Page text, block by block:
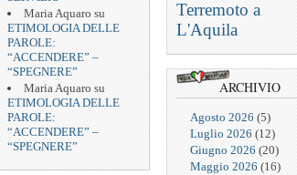
Maria Aquaro su
ETIMOLOGIA DELLE
PAROLE:
“ACCENDERE” –
“SPEGNERE”
Maria Aquaro su
ETIMOLOGIA DELLE
PAROLE:
“ACCENDERE” –
“SPEGNERE”
Terremoto a
L'Aquila
ARCHIVIO
Agosto 2026 (5)
Luglio 2026 (12)
Giugno 2026 (20)
Maggio 2026 (16)